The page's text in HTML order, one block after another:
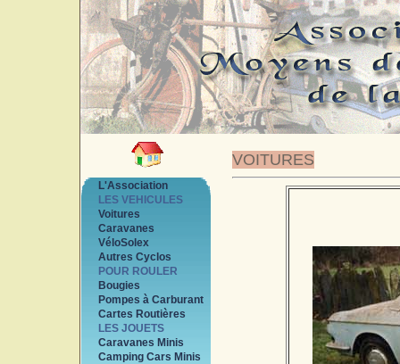
VOITURES
L'Association
LES VEHICULES
Voitures
Caravanes
VéloSolex
Autres Cyclos
POUR ROULER
Bougies
Pompes à Carburant
Cartes Routières
LES JOUETS
Caravanes Minis
Camping Cars Minis